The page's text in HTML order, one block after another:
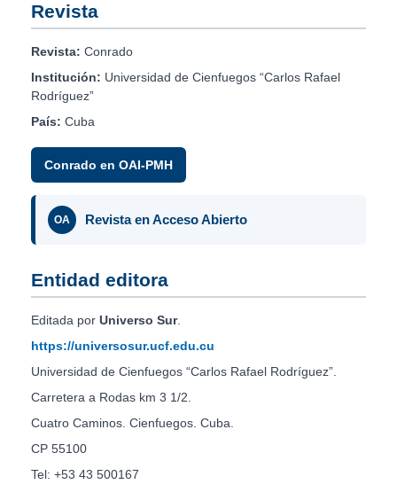
Revista
Revista: Conrado
Institución: Universidad de Cienfuegos “Carlos Rafael
Rodríguez”
País: Cuba
Conrado en OAI-PMH
OA Revista en Acceso Abierto
Entidad editora
Editada por Universo Sur.
https://universosur.ucf.edu.cu
Universidad de Cienfuegos “Carlos Rafael Rodríguez”.
Carretera a Rodas km 3 1/2.
Cuatro Caminos. Cienfuegos. Cuba.
CP 55100
Tel: +53 43 500167